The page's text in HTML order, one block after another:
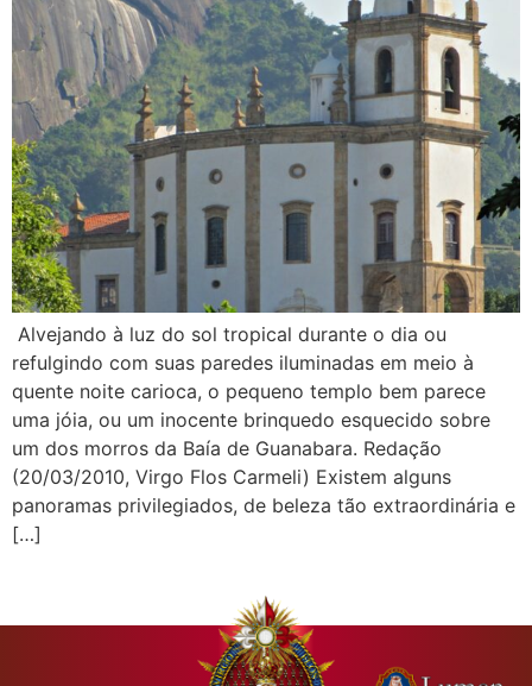
Alvejando à luz do sol tropical durante o dia ou
refulgindo com suas paredes iluminadas em meio à
quente noite carioca, o pequeno templo bem parece
uma jóia, ou um inocente brinquedo esquecido sobre
um dos morros da Baía de Guanabara. Redação
(20/03/2010, Virgo Flos Carmeli) Existem alguns
panoramas privilegiados, de beleza tão extraordinária e
[…]